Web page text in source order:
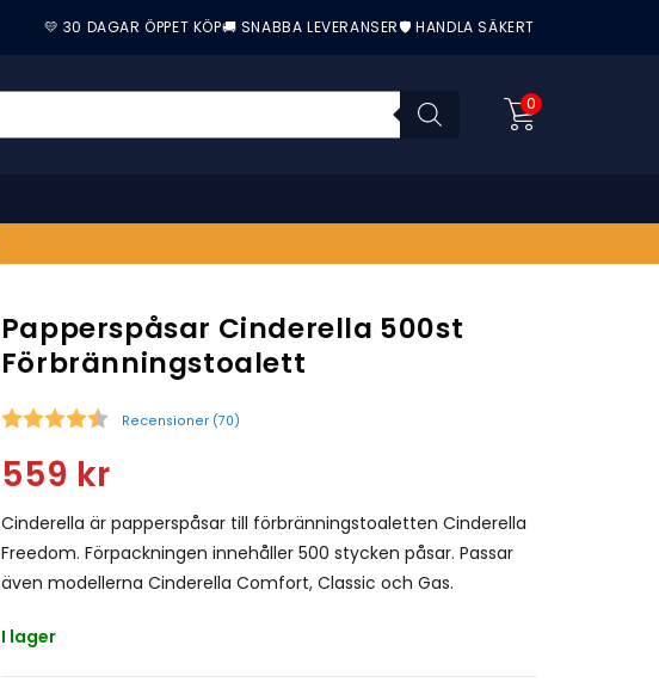
💛 30 DAGAR ÖPPET KÖP🚚 SNABBA LEVERANSER🛡️ HANDLA SÄKERT
0
Papperspåsar Cinderella 500st
Förbränningstoalett
Recensioner (70)
559 kr
Cinderella är papperspåsar till förbränningstoaletten Cinderella
Freedom. Förpackningen innehåller 500 stycken påsar. Passar
även modellerna Cinderella Comfort, Classic och Gas.
I lager